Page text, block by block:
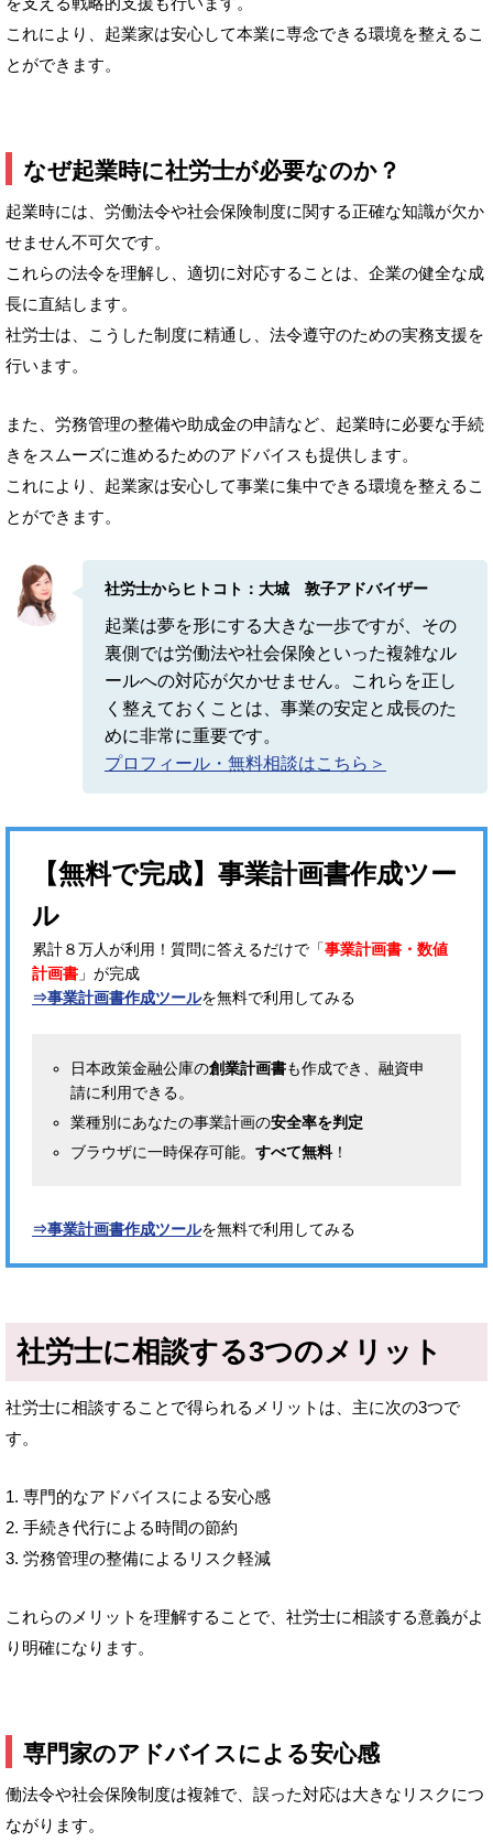
これにより、起業家は安心して本業に専念できる環境を整えるこ
とができます。
なぜ起業時に社労士が必要なのか？
起業時には、労働法令や社会保険制度に関する正確な知識が欠か
せません不可欠です。
これらの法令を理解し、適切に対応することは、企業の健全な成
長に直結します。
社労士は、こうした制度に精通し、法令遵守のための実務支援を
行います。
また、労務管理の整備や助成金の申請など、起業時に必要な手続
きをスムーズに進めるためのアドバイスも提供します。
これにより、起業家は安心して事業に集中できる環境を整えるこ
とができます。
社労士からヒトコト：大城 敦子アドバイザー
起業は夢を形にする大きな一歩ですが、その
裏側では労働法や社会保険といった複雑なル
ールへの対応が欠かせません。これらを正し
く整えておくことは、事業の安定と成長のた
めに非常に重要です。
プロフィール・無料相談はこちら＞
【無料で完成】事業計画書作成ツー
ル
累計８万人が利用！質問に答えるだけで「事業計画書・数値
計画書 」が完成
⇒事業計画書作成ツールを無料で利用してみる
日本政策金融公庫の創業計画書も作成でき、融資申
請に利用できる。
業種別にあなたの事業計画の安全率を判定
ブラウザに一時保存可能。 すべて無料！
⇒事業計画書作成ツールを無料で利用してみる
社労士に相談する3つのメリット
社労士に相談することで得られるメリットは、主に次の3つで
す。
1. 専門的なアドバイスによる安心感
2. 手続き代行による時間の節約
3. 労務管理の整備によるリスク軽減
これらのメリットを理解することで、社労士に相談する意義がよ
り明確になります。
専門家のアドバイスによる安心感
働法令や社会保険制度は複雑で、誤った対応は大きなリスクにつ
ながります。